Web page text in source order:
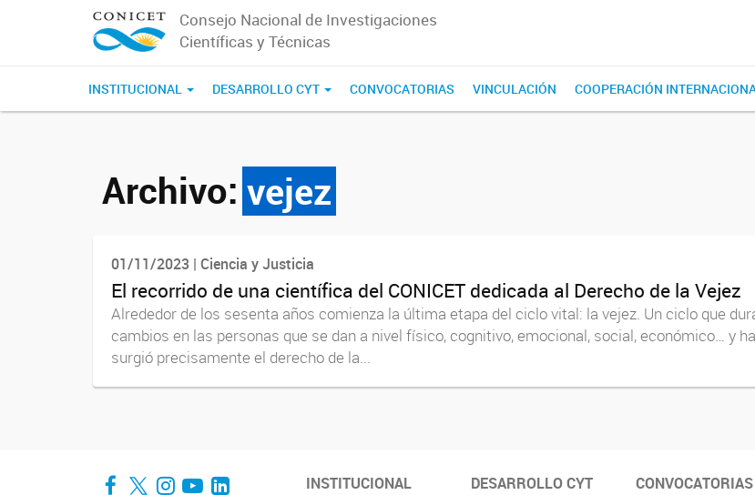
Consejo Nacional de Investigaciones
Científicas y Técnicas
INSTITUCIONAL DESARROLLO CYT CONVOCATORIAS VINCULACIÓN COOPERACIÓN
Archivo: vejez
01/11/2023 | Ciencia y Justicia
El recorrido de una científica del CONICET dedicada al Derecho de la Vejez
Alrededor de los sesenta años comienza la última etapa del ciclo vital: la vejez. Un ciclo que
cambios en las personas que se dan a nivel físico, cognitivo, emocional, social, económico… y
surgió precisamente el derecho de la...
Facebook
Twitter
Instagram
YouTube
LinkedInINSTITUCIONAL DESARROLLO CYT
CONVOCATORIAS